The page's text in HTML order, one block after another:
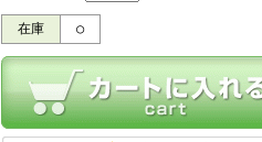
在庫 ○